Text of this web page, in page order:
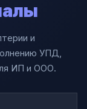
и
УПД,
ИП и ООО.